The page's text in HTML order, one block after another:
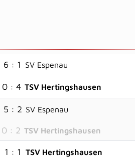
6 : 1 SV Espenau
0 : 4 TSV Hertingshausen
5 : 2 SV Espenau
0 : 2 TSV Hertingshausen
1 : 1 TSV Hertingshausen